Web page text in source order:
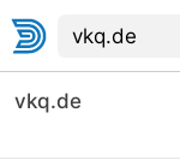
vkq.de